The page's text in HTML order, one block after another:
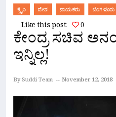
ಕ್ರೈಂ ದೇಶ ನಾಯಕರು ಬೆಂಗಳೂರು
Like this post: 0
ಕೇಂದ್ರ ಸಚಿವ
ಇನ್ನಿಲ್ಲ!
By Suddi Team November 12, 2018